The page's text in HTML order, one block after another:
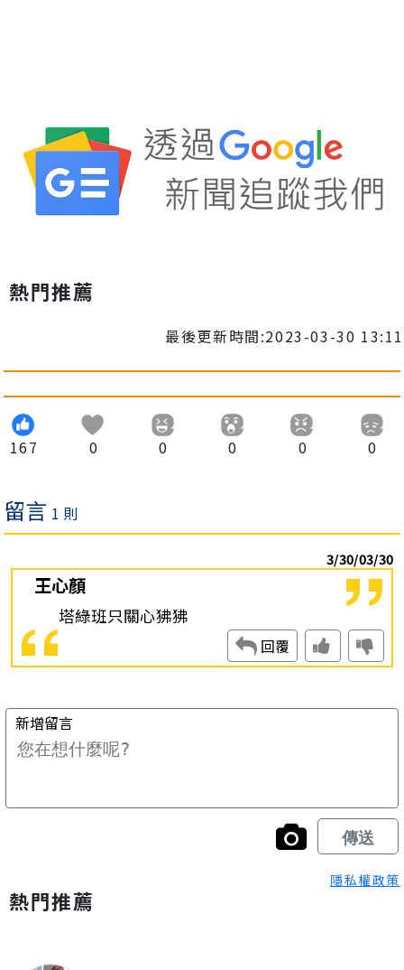
熱門推薦
最後更新時間:2023-03-30 13:11
167 0 0 0 0 0
隱私權政策
熱門推薦